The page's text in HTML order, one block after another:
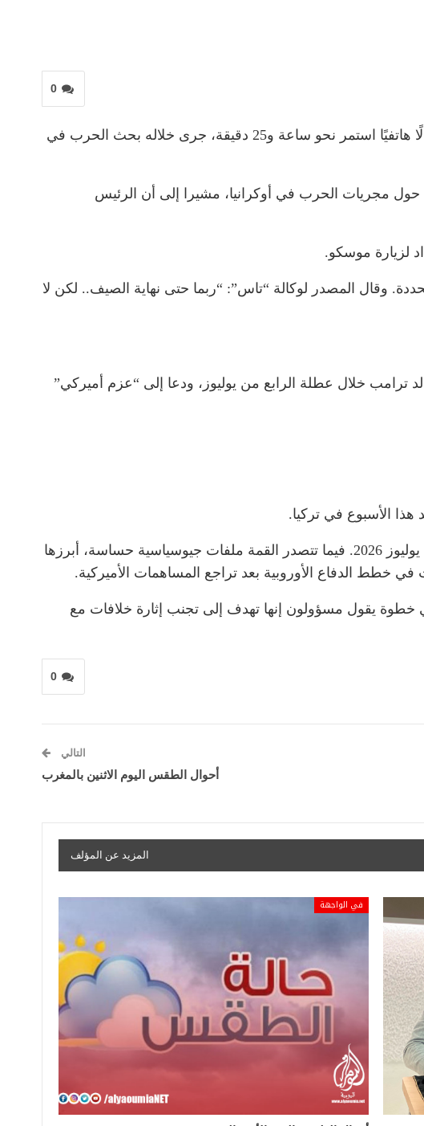
0
أعلن الكرملين، أمس السبت، أن الرئيس الروسي فلاديمير بوتين ونظيره الأميركي دونالد ترمب أجريا اتصالًا هاتفيًا استمر نحو ساعة و25 دقيقة، جرى خلاله بحث الحرب في
مجريات الحرب في أوكرانيا، مشيرا إلى أن الرئيس
لزيارة موسكو.
وقال المصدر لوكالة “تاس”: “ربما حتى نهاية الصيف.. لكن لا
ترامب خلال عطلة الرابع من يوليوز، ودعا إلى “عزم أميركي”
الأسبوع في تركيا.
يذكر أن العاصمة التركية أنقرة تستضيف القمة السادسة والثلاثين لحلف شمال الأطلسي (الناتو) يومي 7 و8 يوليوز 2026. فيما تتصدر القمة ملفات جيوسياسية حساسة، أبرزها
خطط الدفاع الأوروبية بعد تراجع المساهمات الأميركية.
يقول مسؤولون إنها تهدف إلى تجنب إثارة خلافات مع
0
التالي
أحوال الطقس اليوم الاثنين بالمغرب
المزيد عن المؤلف
في الواجهة